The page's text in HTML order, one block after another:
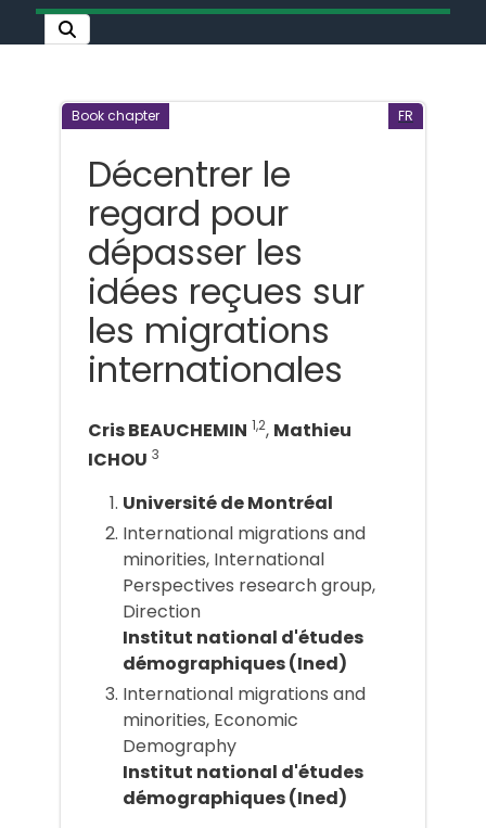
Book chapter FR
Décentrer le
regard pour
dépasser les
idées reçues sur
les migrations
internationales
Cris BEAUCHEMIN 1,2, Mathieu
ICHOU 3
Université de Montréal
International migrations and
minorities, International
Perspectives research group,
Direction
Institut national d'études
démographiques (Ined)
International migrations and
minorities, Economic
Demography
Institut national d'études
démographiques (Ined)